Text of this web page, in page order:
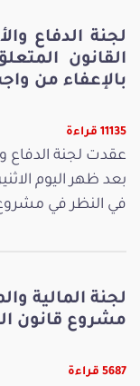
لجنة الدفاع
القانون
بالإعفاء من
11135 قراءة
عقدت لجنة الدفاع
في النظر في مشروع القانون
لجنة المالية
مشروع قانون
5687 قراءة